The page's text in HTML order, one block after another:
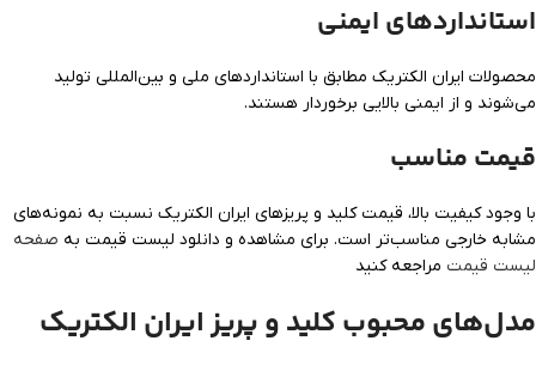
استانداردهای ایمنی
محصولات ایران الکتریک مطابق با استانداردهای ملی و بین‌المللی تولید
می‌شوند و از ایمنی بالایی برخوردار هستند.
قیمت مناسب
با وجود کیفیت بالا، قیمت کلید و پریزهای ایران الکتریک نسبت به نمونه‌های
مشابه خارجی مناسب‌تر است. برای مشاهده و دانلود لیست قیمت به صفحه
لیست قیمت مراجعه کنید
مدل‌های محبوب کلید و پریز ایران الکتریک